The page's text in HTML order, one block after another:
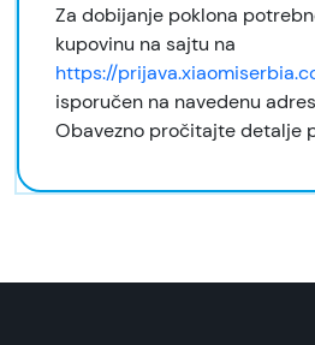
Za dobijanje poklona
kupovinu na sajtu na
https://
isporučen na navedenu
Obavezno pročitajte detalje